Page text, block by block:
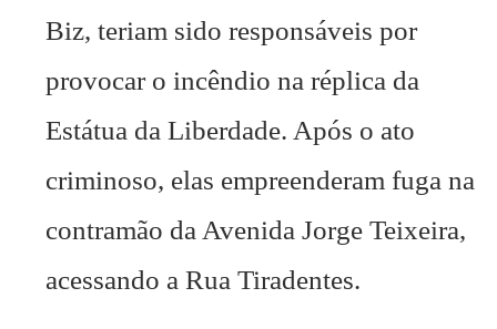
Biz, teriam sido responsáveis por
provocar o incêndio na réplica da
Estátua da Liberdade. Após o ato
criminoso, elas empreenderam fuga na
contramão da Avenida Jorge Teixeira,
acessando a Rua Tiradentes.